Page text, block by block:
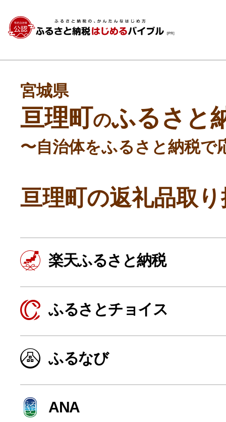
よく見られている返礼品
ふるさと納税徹底比較
宮城県
亘理町のふるさと
〜自治体をふるさと納税で
亘理町の返礼品取
楽天ふるさと納税
ふるさとチョイス
ふるなび
ANA